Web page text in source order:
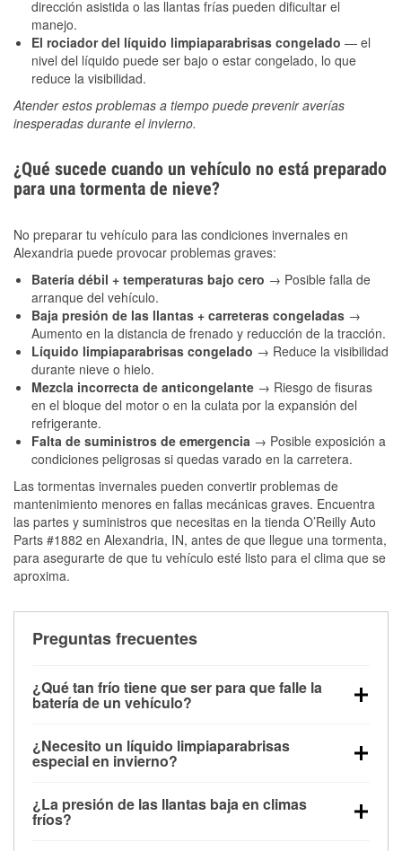
dirección asistida o las llantas frías pueden dificultar el
manejo.
El rociador del líquido limpiaparabrisas congelado — el
nivel del líquido puede ser bajo o estar congelado, lo que
reduce la visibilidad.
Atender estos problemas a tiempo puede prevenir averías
inesperadas durante el invierno.
¿Qué sucede cuando un vehículo no está preparado
para una tormenta de nieve?
No preparar tu vehículo para las condiciones invernales en
Alexandria puede provocar problemas graves:
Batería débil + temperaturas bajo cero → Posible falla de
arranque del vehículo.
Baja presión de las llantas + carreteras congeladas →
Aumento en la distancia de frenado y reducción de la tracción.
Líquido limpiaparabrisas congelado → Reduce la visibilidad
durante nieve o hielo.
Mezcla incorrecta de anticongelante → Riesgo de fisuras
en el bloque del motor o en la culata por la expansión del
refrigerante.
Falta de suministros de emergencia → Posible exposición a
condiciones peligrosas si quedas varado en la carretera.
Las tormentas invernales pueden convertir problemas de
mantenimiento menores en fallas mecánicas graves. Encuentra
las partes y suministros que necesitas en la tienda O’Reilly Auto
Parts #1882 en Alexandria, IN, antes de que llegue una tormenta,
para asegurarte de que tu vehículo esté listo para el clima que se
aproxima.
Preguntas frecuentes
¿Qué tan frío tiene que ser para que falle la
batería de un vehículo?
debajo de los 32 °F y puede perder hasta la mitad de
su potencia de arranque cerca de los 0 °F, lo que
arranque.
¿Necesito un líquido limpiaparabrisas
especial en invierno?
la congelación y ayuda a disolver la sal y la nieve
derretida en la carretera para mejorar la visibilidad.
¿La presión de las llantas baja en climas
fríos?